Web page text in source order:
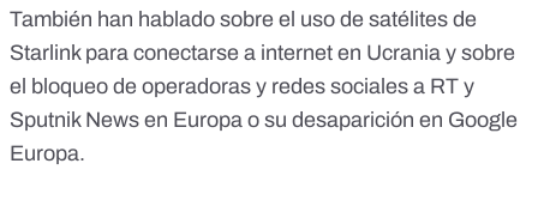
También han hablado sobre el uso de satélites de
Starlink para conectarse a internet en Ucrania y sobre
el bloqueo de operadoras y redes sociales a RT y
Sputnik News en Europa o su desaparición en Google
Europa.